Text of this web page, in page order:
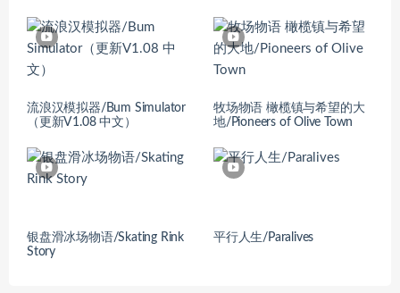
流浪汉模拟器/Bum Simulator
（更新V1.08 中文）
牧场物语 橄榄镇与希望的大
地/Pioneers of Olive Town
银盘滑冰场物语/Skating Rink
Story
平行人生/Paralives